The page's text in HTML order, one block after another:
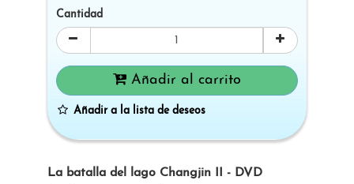
La batalla del lago Changjin II - DVD
Cantidad
Añadir al carrito
Añadir a la lista de deseos